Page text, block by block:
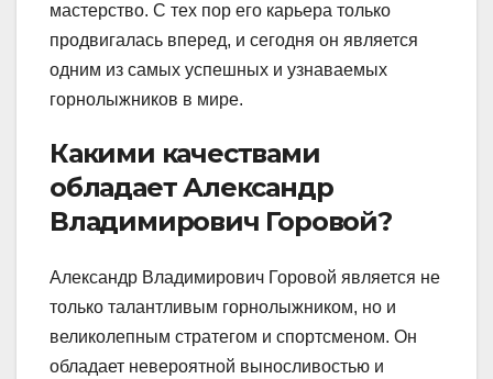
мастерство. С тех пор его карьера только
продвигалась вперед, и сегодня он является
одним из самых успешных и узнаваемых
горнолыжников в мире.
Какими качествами
обладает Александр
Владимирович Горовой?
Александр Владимирович Горовой является не
только талантливым горнолыжником, но и
великолепным стратегом и спортсменом. Он
обладает невероятной выносливостью и